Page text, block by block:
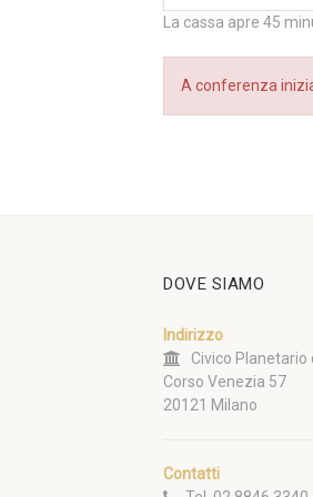
La cassa apre 45
A conferenza
DOVE SIAMO
Indirizzo
Civico Planetario
Corso Venezia 57
20121 Milano
Contatti